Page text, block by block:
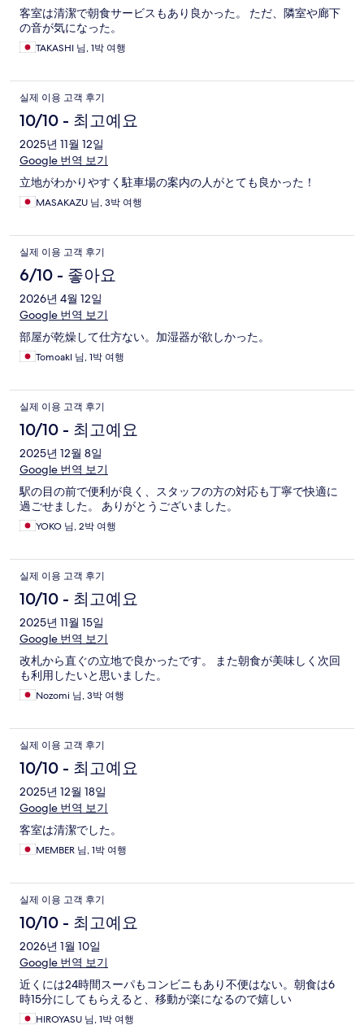
客室は清潔で朝食サービスもあり良かった。 ただ、隣室や廊下
の音が気になった。
TAKASHI 님, 1박 여행
실제 이용 고객 후기
10/10 - 최고예요
2025년 11월 12일
Google 번역 보기
立地がわかりやすく駐車場の案内の人がとても良かった！
MASAKAZU 님, 3박 여행
실제 이용 고객 후기
6/10 - 좋아요
2026년 4월 12일
Google 번역 보기
部屋が乾燥して仕方ない。加湿器が欲しかった。
TomoakI 님, 1박 여행
실제 이용 고객 후기
10/10 - 최고예요
2025년 12월 8일
Google 번역 보기
駅の目の前で便利が良く、スタッフの方の対応も丁寧で快適に
過ごせました。 ありがとうございました。
YOKO 님, 2박 여행
실제 이용 고객 후기
10/10 - 최고예요
2025년 11월 15일
Google 번역 보기
改札から直ぐの立地で良かったです。 また朝食が美味しく次回
も利用したいと思いました。
Nozomi 님, 3박 여행
실제 이용 고객 후기
10/10 - 최고예요
2025년 12월 18일
Google 번역 보기
客室は清潔でした。
MEMBER 님, 1박 여행
실제 이용 고객 후기
10/10 - 최고예요
2026년 1월 10일
Google 번역 보기
近くには24時間スーパもコンビニもあり不便はない。朝食は6
時15分にしてもらえると、移動が楽になるので嬉しい
HIROYASU 님, 1박 여행